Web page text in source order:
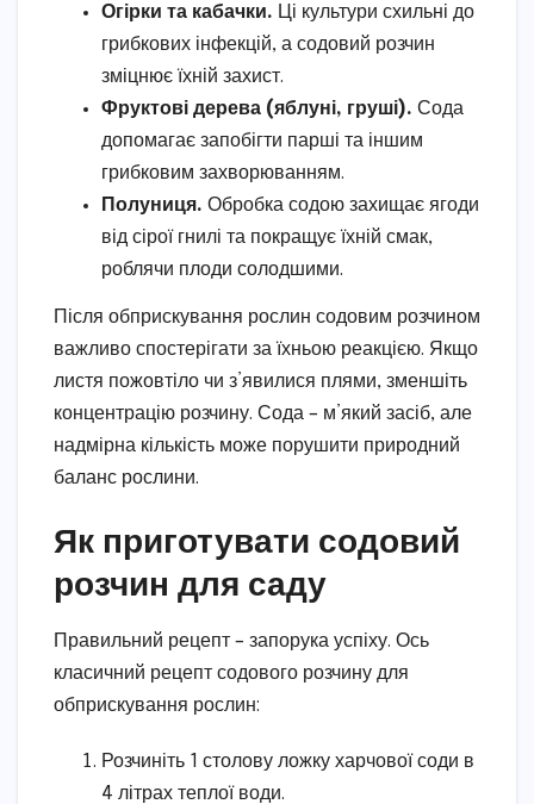
Огірки та кабачки. Ці культури схильні до
грибкових інфекцій, а содовий розчин
зміцнює їхній захист.
Фруктові дерева (яблуні, груші). Сода
допомагає запобігти парші та іншим
грибковим захворюванням.
Полуниця. Обробка содою захищає ягоди
від сірої гнилі та покращує їхній смак,
роблячи плоди солодшими.
Після обприскування рослин содовим розчином
важливо спостерігати за їхньою реакцією. Якщо
листя пожовтіло чи з’явилися плями, зменшіть
концентрацію розчину. Сода – м’який засіб, але
надмірна кількість може порушити природний
баланс рослини.
Як приготувати содовий
розчин для саду
Правильний рецепт – запорука успіху. Ось
класичний рецепт содового розчину для
обприскування рослин:
Розчиніть 1 столову ложку харчової соди в
4 літрах теплої води.